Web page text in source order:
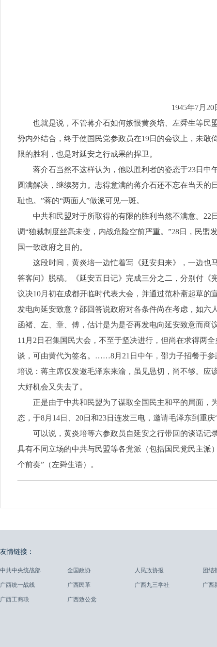
1945年7月
也就是说，不管蒋介石如何嫉恨黄炎培、左舜生等民
势内外结合，终于使国民党参政员在19日的会议上，未
限的胜利，也是对延安之行成果的捍卫。
蒋介石当然不这样认为，他以胜利者的姿态于23日
圆满解决，继续努力。志得意满的蒋介石还不忘在当天
耻也。”蒋的“两面人”做派可见一斑。
中共和民盟对于所取得的有限的胜利当然不满意。
调“独裁制度丝毫未变，内战危险空前严重。”28日，民
国一致政府之目的。
这段时间，黄炎培一边忙着写《延安归来》，一边也
答客问》脱稿。《延安五日记》完成三分之二，分别付《
议决10月初在成都开临时代表大会，并通过范朴斋起草的
发电向延安致意？邵回答说政府对各条件尚在考虑，如六
函褚、左、章、傅，估计是为是否再发电向延安致意而商
11月2日召集国民大会，不至于坚决进行，但尚在求得两
谈，可由黄代为签名。……8月21日中午，邵力子招餐于
培说：蒋主席仅发邀毛泽东来渝，虽见恳切，尚不够。
大好机会又失去了。
正是由于中共和民盟为了谋取全国民主和平的局面
态，于8月14日、20日和23日连发三电，邀请毛泽东到重
可以说，黄炎培等六参政员自延安之行带回的谈话记
具有不同立场的中共与民盟等各党派（包括国民党民主派
个前奏”（左舜生语）。
友情链接：
中共中央统战部 全国政协 人民政协报 团结
广西统一战线 广西民革 广西九三学社 广西
广西工商联 广西致公党